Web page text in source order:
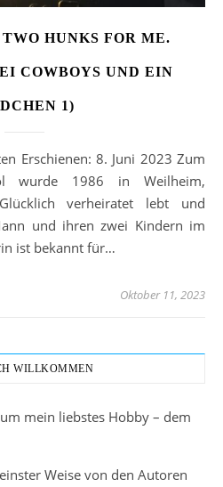
HUNKS FOR ME.
COWBOYS UND EIN
1)
wurde 1986 in Weilheim,
verheiratet lebt und
und ihren zwei Kindern im
ist bekannt für…
Oktober 11, 2023
WILLKOMMEN
mein liebstes Hobby – dem
Weise von den Autoren